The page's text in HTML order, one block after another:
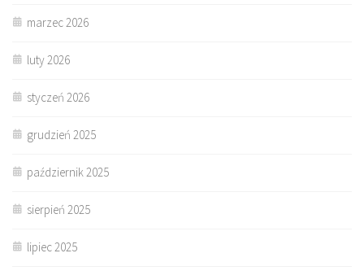
marzec 2026
luty 2026
styczeń 2026
grudzień 2025
październik 2025
sierpień 2025
lipiec 2025